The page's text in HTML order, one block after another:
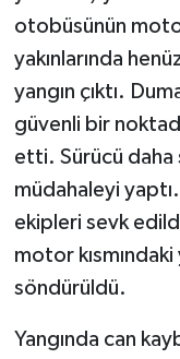
otobüsünün
yakınlarında
yangın çıktı.
güvenli bir
etti. Sürücü daha
müdahaleyi
ekipleri sevk
motor kısmındaki
söndürüldü.
Yangında can